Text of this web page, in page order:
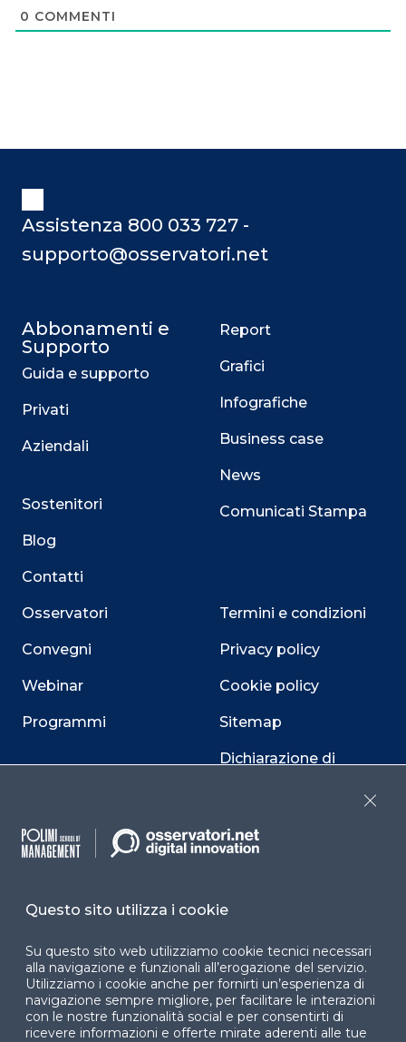
0 COMMENTI
Assistenza 800 033 727 -
supporto@osservatori.net
Abbonamenti e
Supporto
Guida e supporto
Privati
Aziendali
Sostenitori
Blog
Contatti
Osservatori
Convegni
Webinar
Programmi
Report
Grafici
Infografiche
Business case
News
Comunicati Stampa
Termini e condizioni
Privacy policy
Cookie policy
Sitemap
Dichiarazione di
Facebook LinkedIn
YouTube X
Questo sito utilizza i cookie
Su questo sito web utilizziamo cookie tecnici necessari
alla navigazione e funzionali all’erogazione del servizio.
Utilizziamo i cookie anche per fornirti un’esperienza di
navigazione sempre migliore, per facilitare le interazioni
con le nostre funzionalità social e per consentirti di
ricevere informazioni e offerte mirate aderenti alle tue